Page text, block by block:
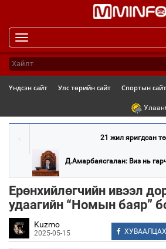
navigation
Үндсэн сайт Улс төрийн сайт Спортын сайт
21 жил яригдсан
Д.Амарбаясгалан: Виз нь
Ерөнхийлөгчийн ивээл
удаагийн “Номын баяр”
Kuzmo
2025-05-15 ХУВААЛЦАХ